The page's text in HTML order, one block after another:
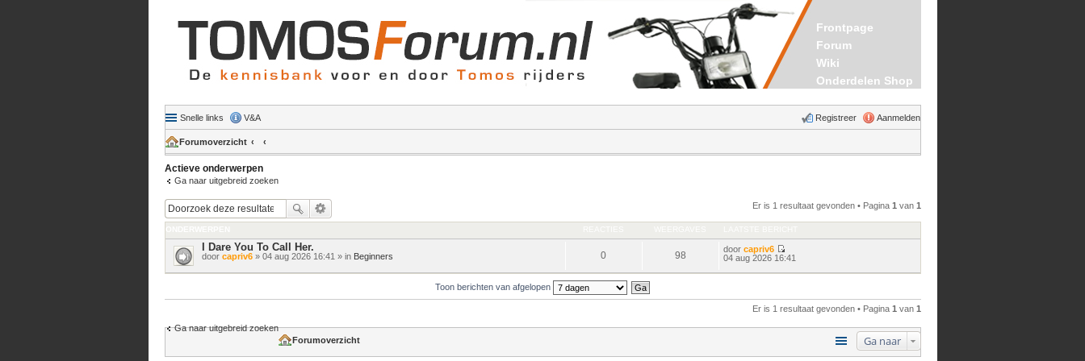
Frontpage
Forum
Wiki
Onderdelen Shop
Snelle links V&A Aanmelden
Registreer
Forumoverzicht
Actieve onderwerpen
Ga naar uitgebreid zoeken
Er is 1 resultaat gevonden • Pagina 1van 1
I Dare You To Call Her.
door capriv6» 04 aug 2026 16:41 » in Beginners 0 98
door capriv6
Bekijk
bericht
04 aug 2026 16:41
Toon berichten van afgelopen
Er is 1 resultaat gevonden • Pagina 1van 1
Ga naar uitgebreid zoeken
Ga naar
Forumoverzicht